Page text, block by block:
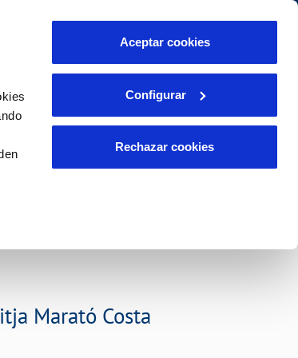
Aceptar cookies
Configurar
Rechazar cookies
INCIDENCIAS
Comunica anomalías o posibles
PORTAL DE TRANSPARENCIA
Área de clientes
Marató Costa